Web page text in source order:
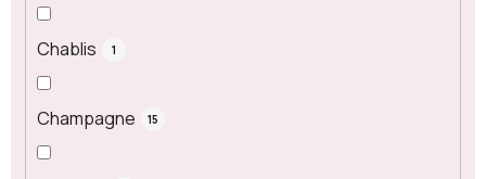
Chablis 1
Champagne 15